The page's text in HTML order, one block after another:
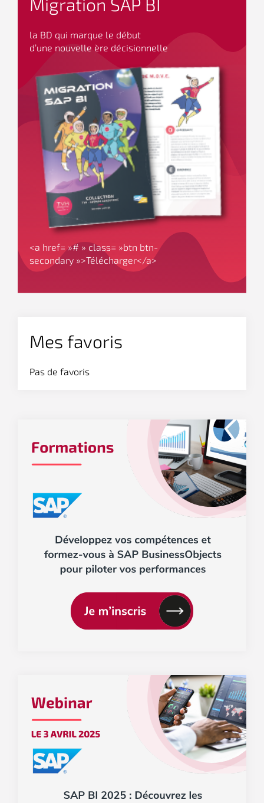
la BD qui marque le début
d’une nouvelle ère décisionnelle
<a href= »# » class= »btn btn-
secondary »>Télécharger</a>
Mes favoris
Pas de favoris